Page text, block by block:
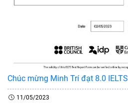
Chúc mừng Minh Trí đạt 8.0 IELTS
11/05/2023